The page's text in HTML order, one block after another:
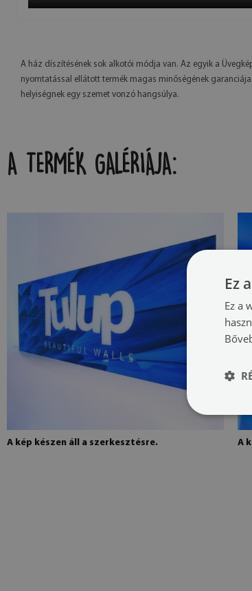
A ház díszítésének sok alkotói módja van. Az egyik a
nyomtatással ellátott termék magas minőségének
helyiségnek egy szemet vonzó hangsúlya.
A TERMÉK GALÉRIÁJA:
A kép készen áll a szerkesztésre. A
Ez
Ez a